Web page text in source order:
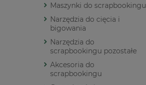
Maszynki do scrapbookingu
Narzędzia do cięcia i
bigowania
Narzędzia do
scrapbookingu pozostałe
Akcesoria do
scrapbookingu